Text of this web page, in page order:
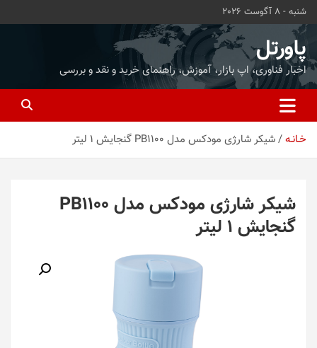
محتوا
بروید
شنبه - 8 آگوست 2026
پاورتل
اخبار فناوری، اپ بازار، آموزش، راهنمای خرید و نقد و بررسی
خـانـه شیکر شارژی مودکس مدل PB1100 گنجایش 1 لیتر
شیکر شارژی مودکس مدل PB1100
گنجایش 1 لیتر